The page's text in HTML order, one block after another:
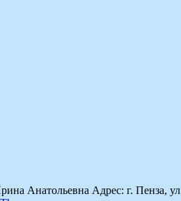
Анатольевна Адрес: г. Пенза, ул.